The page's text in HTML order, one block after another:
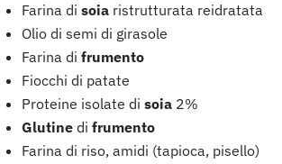
Farina di soia ristrutturata reidratata
Olio di semi di girasole
Farina di frumento
Fiocchi di patate
Proteine isolate di soia 2%
Glutine di frumento
Farina di riso, amidi (tapioca, pisello)